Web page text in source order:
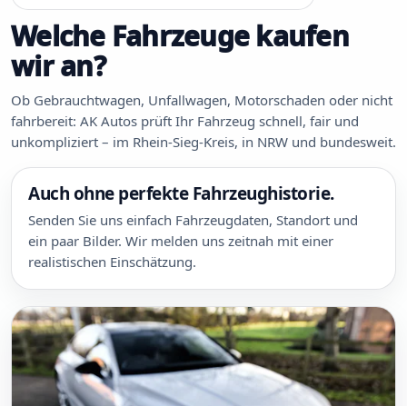
Welche Fahrzeuge kaufen
wir an?
Ob Gebrauchtwagen, Unfallwagen, Motorschaden oder nicht
fahrbereit: AK Autos prüft Ihr Fahrzeug schnell, fair und
unkompliziert – im Rhein-Sieg-Kreis, in NRW und bundesweit.
Auch ohne perfekte Fahrzeughistorie.
Senden Sie uns einfach Fahrzeugdaten, Standort und
ein paar Bilder. Wir melden uns zeitnah mit einer
realistischen Einschätzung.